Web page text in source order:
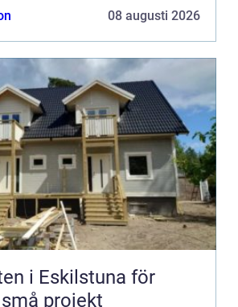
flyttstädningen i Stockholm
08 augusti 2026
i Eskilstuna för
projekt